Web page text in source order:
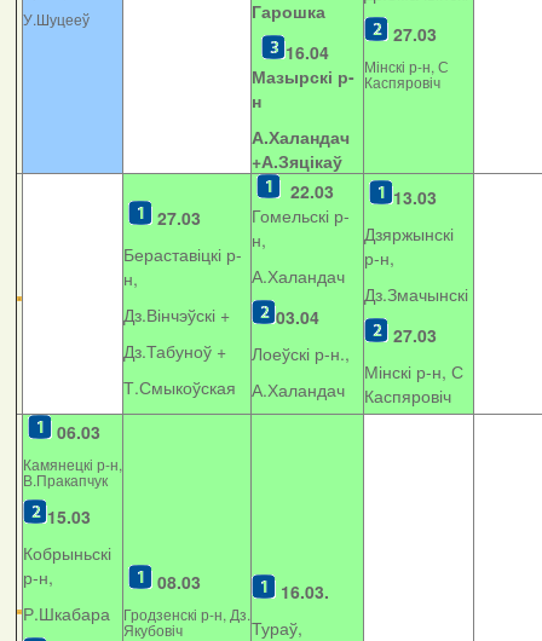
У.Шуцееў
Гарошка
16.04
Мазырскі р-
н
А.Халандач
+А.Зяцікаў
27.03
Мінскі р-н, С
Каспяровіч
27.03
Бераставіцкі р-
н,
Дз.Вінчэўскі +
Дз.Табуноў +
Т.Смыкоўская
22.03
Гомельскі р-
н,
А.Халандач
03.04
Лоеўскі р-н.,
А.Халандач
13.03
Дзяржынскі
р-н,
Дз.Змачынскі
27.03
Мінскі р-н, С
Каспяровіч
06.03
Камянецкі р-н,
В.Пракапчук
15.03
Кобрыньскі
р-н,
Р.Шкабара
08.03
Гродзенскі р-н, Дз.
Якубовіч
16.03.
Тураў,